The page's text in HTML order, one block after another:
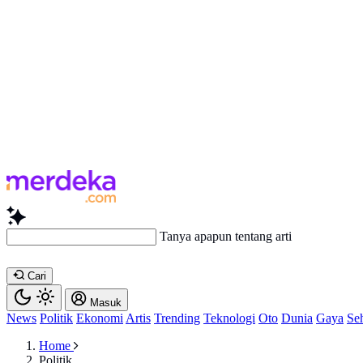
Tanya apapun tentang artikel ini...
Cari
Masuk
News Politik Ekonomi Artis Trending Teknologi Oto Dunia Gaya
Home
Politik